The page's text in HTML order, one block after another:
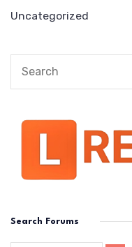
Uncategorized
Search Forums